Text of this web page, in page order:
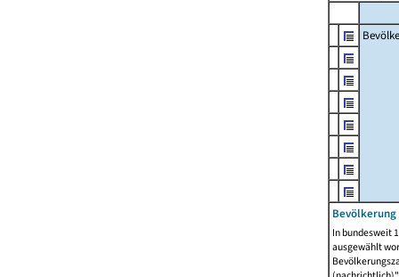
In bundesweit
ausgewählt